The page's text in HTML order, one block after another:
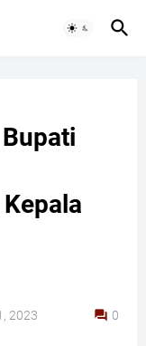
2023 0